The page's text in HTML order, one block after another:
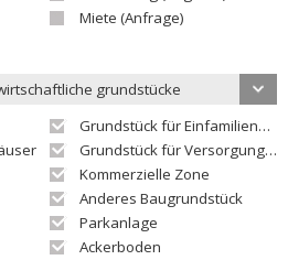
Miete (Anfrage)
grundstücke
Grundstück für Einfamilienhäuser
Grundstück für Versorgungseinrichtungen
Kommerzielle Zone
Anderes Baugrundstück
Parkanlage
Ackerboden